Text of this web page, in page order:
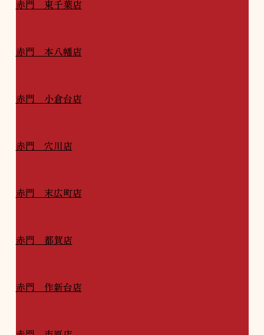
赤門 東千葉店
赤門 本八幡店
赤門 小倉台店
赤門 穴川店
赤門 末広町店
赤門 都賀店
赤門 作新台店